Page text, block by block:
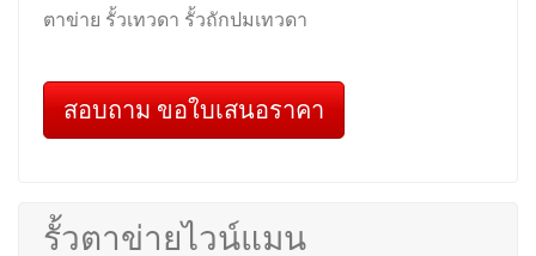
ตาข่าย รั้วเทวดา รั้วถักปมเทวดา
สอบถาม ขอใบเสนอราคา
รั้วตาข่ายไวน์แมน